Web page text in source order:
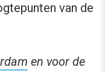
van de
en voor de